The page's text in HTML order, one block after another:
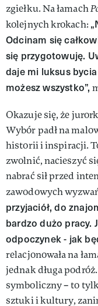
zgiełku. Na łamach
kolejnych krokach:
Odcinam się
się przygotowuję.
daje mi luksus
możesz wszystko”,
Okazuje się, że
Wybór padł na
historii i inspiracji.
zwolnić, nacieszyć
nabrać sił przed
zawodowych
przyjaciół, do
bardzo dużo pracy.
odpoczynek - jak
relacjonowała na
jednak długa
symboliczny – to
sztuki i kultury,